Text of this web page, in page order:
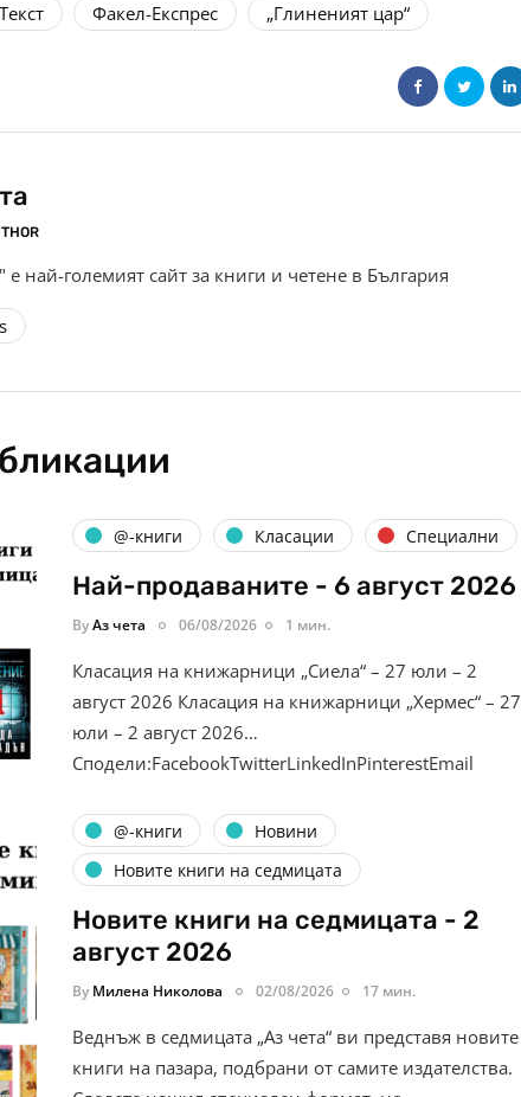
Текст Факел-Експрес „Глиненият цар“
е най-големият сайт за книги и четене в България
@-книги Класации Специални
Най-продаваните - 6 август 2026
ByАз чета 06/08/2026 1 мин.
Класация на книжарници „Сиела“ – 27 юли – 2
август 2026 Класация на книжарници „Хермес“ – 27
юли – 2 август 2026…
Сподели:FacebookTwitterLinkedInPinterestEmail
@-книги
Новини
Новите книги на седмицата
Новите книги на седмицата - 2
август 2026
By Милена Николова 02/08/2026 17 мин.
Веднъж в седмицата „Аз чета“ ви представя новите
книги на пазара, подбрани от самите издателства.